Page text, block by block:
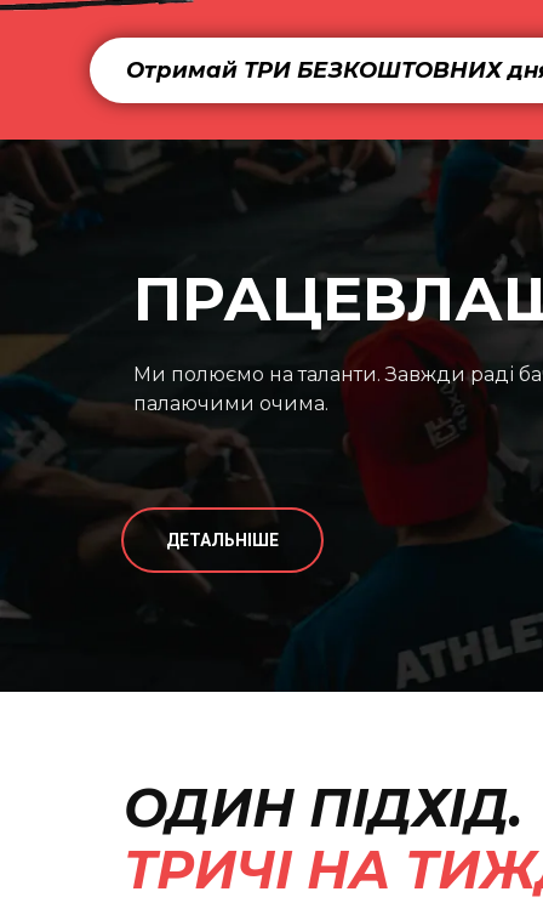
Отримай ТРИ БЕЗКОШТОВНИХ
Ми полюємо на таланти. Завжди раді
палаючими очима.
ДЕТАЛЬНІШЕ
ОДИН ПІДХІД.
ТРИЧІ НА